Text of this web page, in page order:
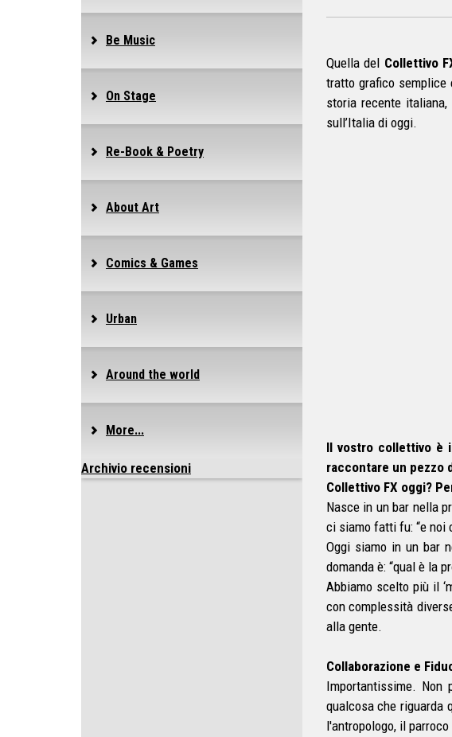
Be Music
On Stage
Re-Book & Poetry
About Art
Comics & Games
Urban
Around the world
More...
Archivio recensioni
Quella del Collettivo
tratto grafico semplice
storia recente
sull’Italia di oggi.
Il vostro collettivo è
raccontare un pezzo
Collettivo FX oggi?
Nasce in un bar nella
ci siamo fatti fu: “e noi
Oggi siamo in un bar
domanda è: “qual è la
Abbiamo scelto più il
con complessità
alla gente.
Collaborazione e
Importantissime.
qualcosa che riguarda
l'antropologo, il